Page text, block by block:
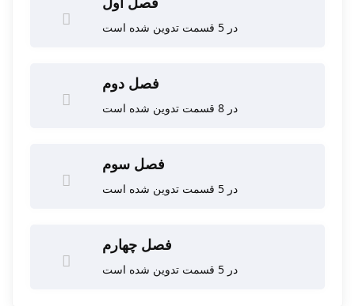
در 5 قسمت تدوین شده است
فصل دوم
در 8 قسمت تدوین شده است
فصل سوم
در 5 قسمت تدوین شده است
فصل چهارم
در 5 قسمت تدوین شده است